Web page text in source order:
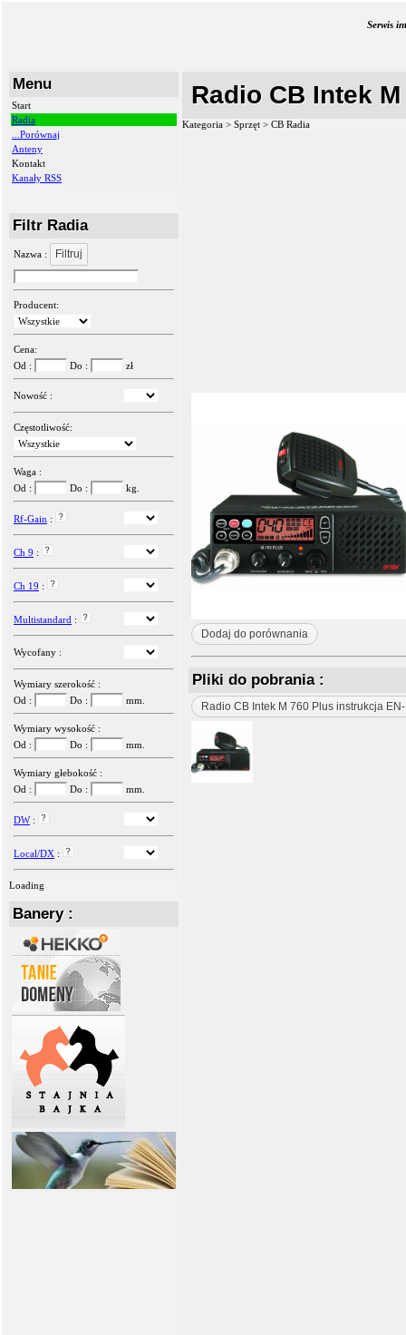
Serwis
Menu
Start
Radia
...Porównaj
Anteny
Kontakt
Kanały RSS
Filtr Radia
Nazwa : Filtruj
Producent:
Cena:
Od :
Do : zł
Nowość :
Częstotliwość:
Waga :
Od :
Do : kg.
Rf-Gain :
Ch 9 :
Ch 19 :
Multistandard :
Wycofany :
Wymiary szerokość :
Od :
Do : mm.
Wymiary wysokość :
Od :
Do : mm.
Wymiary głebokość :
Od :
Do : mm.
DW:
Local/DX :
Loading
Banery :
Radio CB Intek
Kategoria > Sprzęt > CB Radia
Dodaj do porównania
Pliki do pobrania :
Radio CB Intek M 760 Plus instrukcja EN-